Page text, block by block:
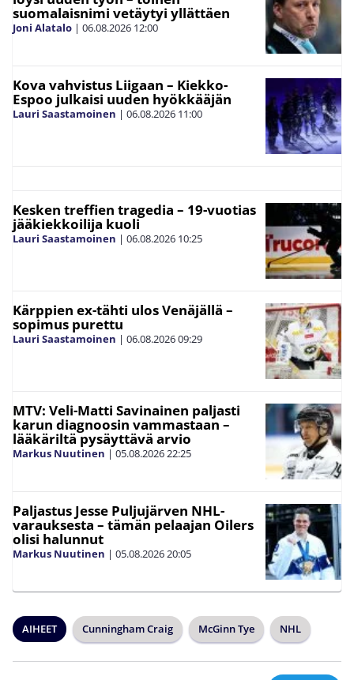
suomalaisnimi vetäytyi yllättäen
Joni Alatalo | 06.08.2026 12:00
Kova vahvistus Liigaan – Kiekko-
Espoo julkaisi uuden hyökkääjän
Lauri Saastamoinen | 06.08.2026 11:00
Kesken treffien tragedia – 19-vuotias
jääkiekkoilija kuoli
Lauri Saastamoinen | 06.08.2026 10:25
Kärppien ex-tähti ulos Venäjällä –
sopimus purettu
Lauri Saastamoinen | 06.08.202609:29
MTV: Veli-Matti Savinainen paljasti
karun diagnoosin vammastaan –
lääkäriltä pysäyttävä arvio
Markus Nuutinen | 05.08.202622:25
Paljastus Jesse Puljujärven NHL-
varauksesta – tämän pelaajan Oilers
olisi halunnut
Markus Nuutinen | 05.08.202620:05
AIHEET Cunningham Craig McGinn Tye NHL